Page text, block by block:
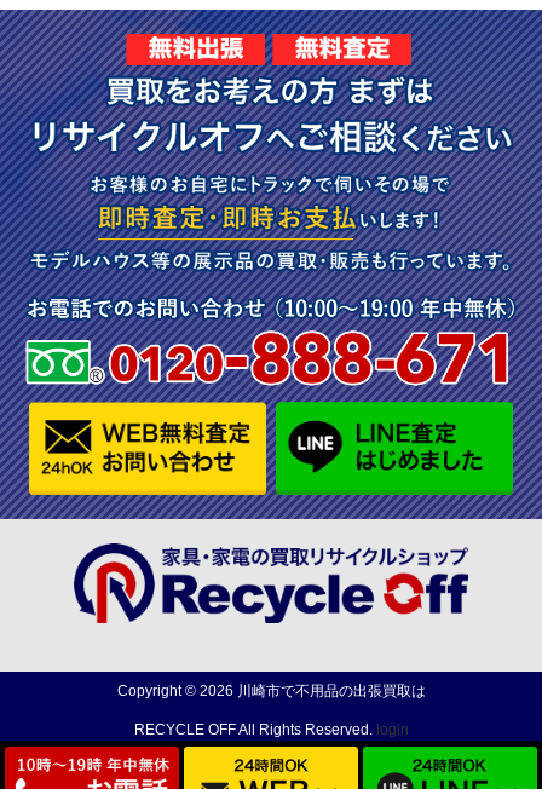
Copyright © 2026 川崎市で不用品の出張買取は
RECYCLE OFFAll Rights Reserved. login